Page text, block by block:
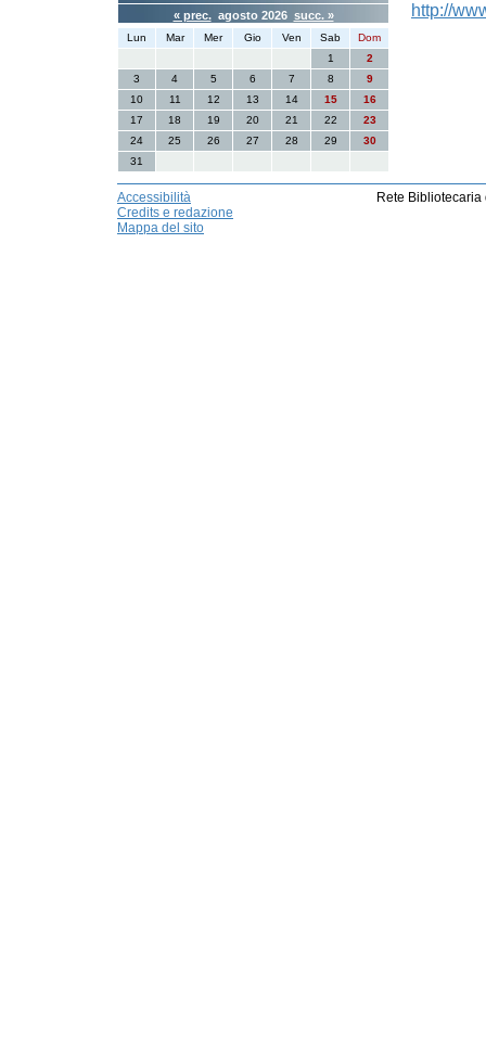
http://
« prec.agosto 2026 succ. »
Lun Mar Mer Gio Ven Sab
Dom
1
2
3
4 5 6 7 8
9
10
11 12 13 14 15
16
17
18 19 20 21 22
23
24
25 26 27 28 29
30
31
Accessibilità
Credits e redazione
Mappa del sito
Rete